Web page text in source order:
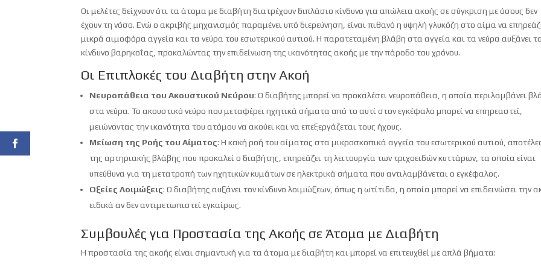
Οι μελέτες δείχνουν ότι τα άτομα με διαβήτη διατρέχουν διπλάσιο κίνδυνο για απώλεια ακοής σε σύγκριση με όσους δεν
έχουν τη νόσο. Ενώ ο ακριβής μηχανισμός παραμένει υπό διερεύνηση, είναι πιθανό η υψηλή γλυκόζη στο αίμα να
μικρά αιμοφόρα αγγεία και τα νεύρα του εσωτερικού αυτιού. Η παρατεταμένη βλάβη στα αγγεία και τα νεύρα αυξάνει
κίνδυνο βαρηκοΐας, προκαλώντας την επιδείνωση της ικανότητας ακοής με την πάροδο του χρόνου.
Οι Επιπλοκές του Διαβήτη στην Ακοή
Νευροπάθεια του Ακουστικού Νεύρου: Ο διαβήτης μπορεί να προκαλέσει νευροπάθεια, η οποία περιλαμβάνει
στα νεύρα. Το ακουστικό νεύρο που μεταφέρει ηχητικά σήματα από το αυτί στον εγκέφαλο μπορεί να επηρεαστεί,
μειώνοντας την ικανότητα του ατόμου να ακούει και να επεξεργάζεται τους ήχους.
Μείωση της Ροής του Αίματος: Η κακή ροή του αίματος στα μικροσκοπικά αγγεία του εσωτερικού αυτιού,
της αρτηριακής βλάβης που προκαλεί ο διαβήτης, επηρεάζει τη λειτουργία των τριχοειδών κυττάρων, τα οποία είναι
υπεύθυνα για τη μετατροπή των ηχητικών κυμάτων σε ηλεκτρικά σήματα που αντιλαμβάνεται ο εγκέφαλος.
Οξείες Λοιμώξεις: Ο διαβήτης αυξάνει τον κίνδυνο λοιμώξεων, όπως η ωτίτιδα, η οποία μπορεί να επιδεινώσει την
ειδικά αν δεν αντιμετωπιστεί εγκαίρως.
Συμβουλές για Προστασία της Ακοής σε Άτομα με Διαβήτη
Η προστασία της ακοής είναι σημαντική για τα άτομα με διαβήτη και μπορεί να επιτευχθεί με απλά βήματα: